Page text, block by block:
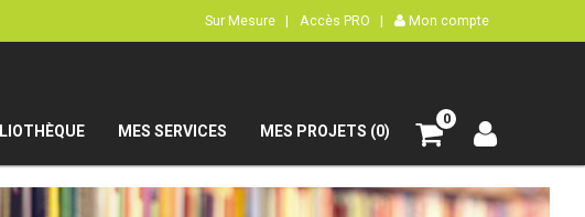
Sur Mesure | Accès PRO | Mon compte
MES SERVICES MES PROJETS (0)
0